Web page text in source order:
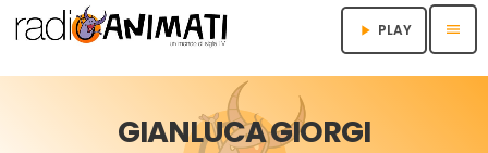
play_arrow PLAY menu
GIANLUCA GIORGI